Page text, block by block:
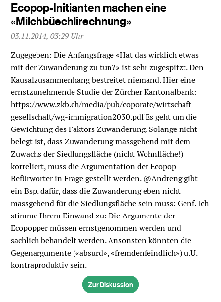
Ecopop-Initianten machen eine
«Milchbüechlirechnung»
03.11.2014, 03:29 Uhr
Zugegeben: Die Anfangsfrage «Hat das wirklich etwas
mit der Zuwanderung zu tun?» ist sehr zugespitzt. Den
Kausalzusammenhang bestreitet niemand. Hier eine
ernstzunehmende Studie der Zürcher Kantonalbank:
https://www.zkb.ch/media/pub/coporate/wirtschaft-
gesellschaft/wg-immigration2030.pdf Es geht um die
Gewichtung des Faktors Zuwanderung. Solange nicht
belegt ist, dass Zuwanderung massgebend mit dem
Zuwachs der Siedlungsfläche (nicht Wohnfläche!)
korreliert, muss die Argumentation der Ecopop-
Befürworter in Frage gestellt werden. @Andreng gibt
ein Bsp. dafür, dass die Zuwanderung eben nicht
massgebend für die Siedlungsfläche sein muss: Genf. Ich
stimme Ihrem Einwand zu: Die Argumente der
Ecopopper müssen ernstgenommen werden und
sachlich behandelt werden. Ansonsten könnten die
Gegenargumente («absurd», «fremdenfeindlich») u.U.
kontraproduktiv sein.
Zur Diskussion